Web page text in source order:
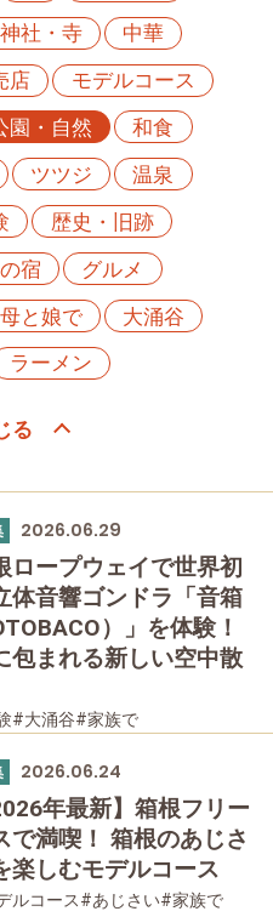
神社・寺
中華
店
モデルコース
園・自然
和食
ツツジ
温泉
歴史・旧跡
宿
グルメ
母と娘で
大涌谷
ラーメン
2026.06.29
ロープウェイで世界初
体音響ゴンドラ「音箱
）」を体験！
包まれる新しい空中散
#大涌谷#家族で
・自然
2026.06.24
年最新】箱根フリー
で満喫！ 箱根のあじさ
楽しむモデルコース
ルコース#あじさい#家族で